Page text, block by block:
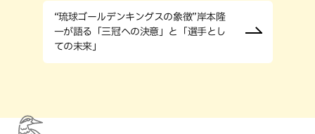
“琉球ゴールデンキングスの象徴”岸本隆
一が語る「三冠への決意」と「選手とし
ての未来」